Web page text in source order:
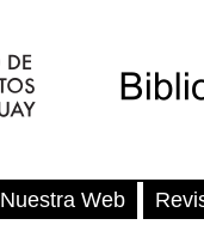
Nuestra Web